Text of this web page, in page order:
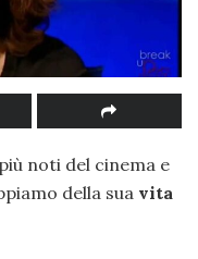
noti del cinema e
della sua vita